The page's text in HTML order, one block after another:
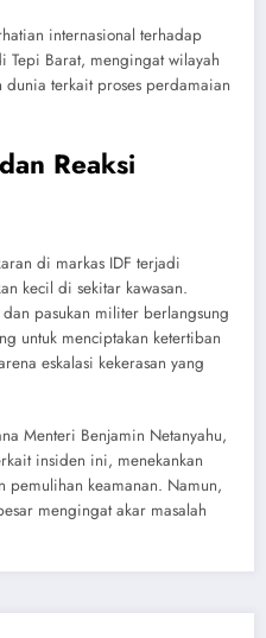
internasional terhadap
Tepi Barat, mengingat wilayah
terkait proses perdamaian
Reaksi
di markas IDF terjadi
kecil di sekitar kawasan.
pasukan militer berlangsung
untuk menciptakan ketertiban
eskalasi kekerasan yang
Menteri Benjamin Netanyahu,
insiden ini, menekankan
pemulihan keamanan. Namun,
mengingat akar masalah